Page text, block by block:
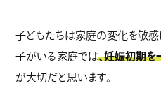
子どもたちは家庭の変化を敏感
子がいる家庭では、妊娠初期を
が大切だと思います。